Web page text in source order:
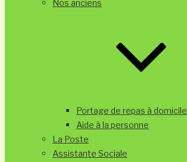
Nos anciens
Portage de repas à domicile
Aide à la personne
La Poste
Assistante Sociale